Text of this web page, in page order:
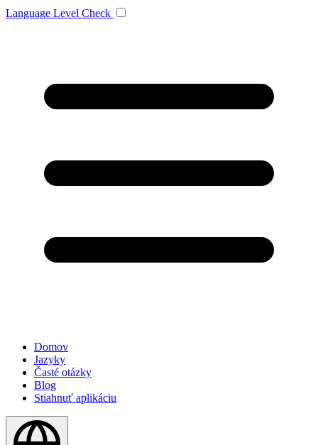
Language Level Check
Domov
Jazyky
Časté otázky
Blog
Stiahnuť aplikáciu